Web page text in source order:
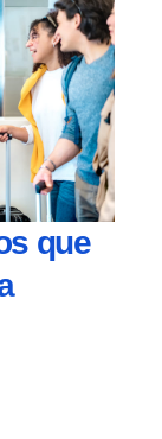
que